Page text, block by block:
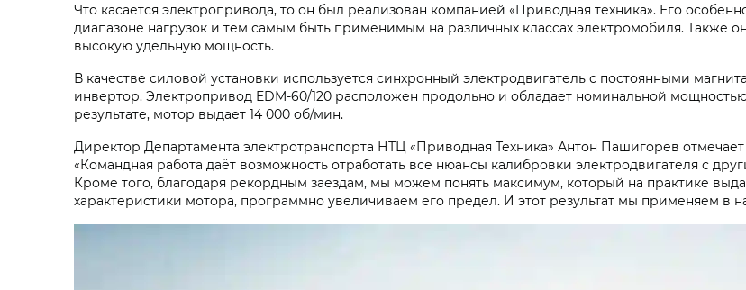
Что касается электропривода, то он был реализован компанией «Приводная техника». Его
диапазоне нагрузок и тем самым быть применимым на различных классах электромобиля. Также
высокую удельную мощность.
В качестве силовой установки используется синхронный электродвигатель с постоянными
инвертор. Электропривод EDM-60/120 расположен продольно и обладает номинальной мощностью
результате, мотор выдает 14 000 об/мин.
Директор Департамента электротранспорта НТЦ «Приводная Техника» Антон Пашигорев
«Командная работа даёт возможность отработать все нюансы калибровки электродвигателя с
Кроме того, благодаря рекордным заездам, мы можем понять максимум, который на практике
характеристики мотора, программно увеличиваем его предел. И этот результат мы применяем в